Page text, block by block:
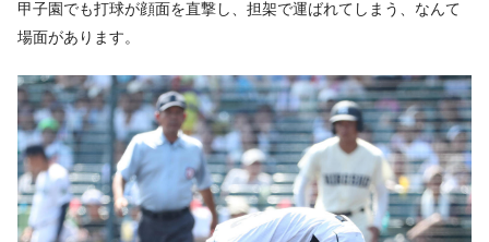
甲子園でも打球が顔面を直撃し、担架で運ばれてしまう、なんて
場面があります。